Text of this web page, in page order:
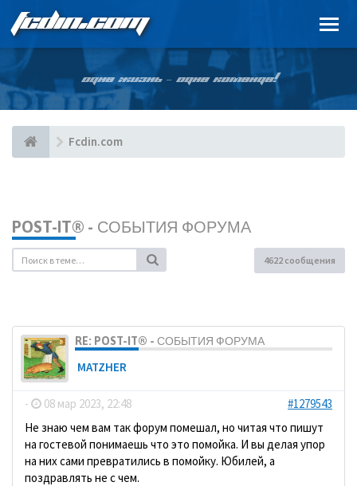
FCDIN.COM
ОДНА ЖИЗНЬ – ОДНА КОМАНДА!
Fcdin.com
POST-IT® - СОБЫТИЯ ФОРУМА
4622 сообщения
RE: POST-IT® - СОБЫТИЯ ФОРУМА
MATZHER
- 08 мар 2023, 22:48
#1279543
Не знаю чем вам так форум помешал, но читая что пишут
на гостевой понимаешь что это помойка. И вы делая упор
на них сами превратились в помойку. Юбилей, а
поздравлять не с чем.